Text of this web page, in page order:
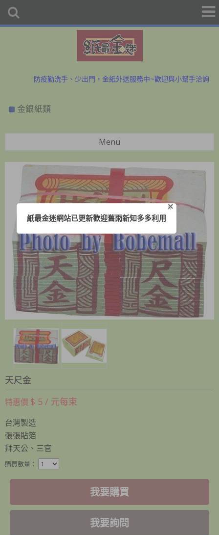
初二、十六拜拜金紙香燭外送、宅配服務歡迎預購洽詢
防疫勤洗手、少出門，金紙外送服務中~歡迎與小幫手洽詢
防疫勤洗手、少出門，金紙外送服務中~歡迎與小幫手洽詢
金銀紙類
Menu
天尺金
特惠價 $ 5 / 元每束
台灣製造
​張張貼箔
拜天公、三官
購買數量：
我要購買
我要詢問
×
X
紙最金迷網站已更新歡迎舊雨新知多多利用